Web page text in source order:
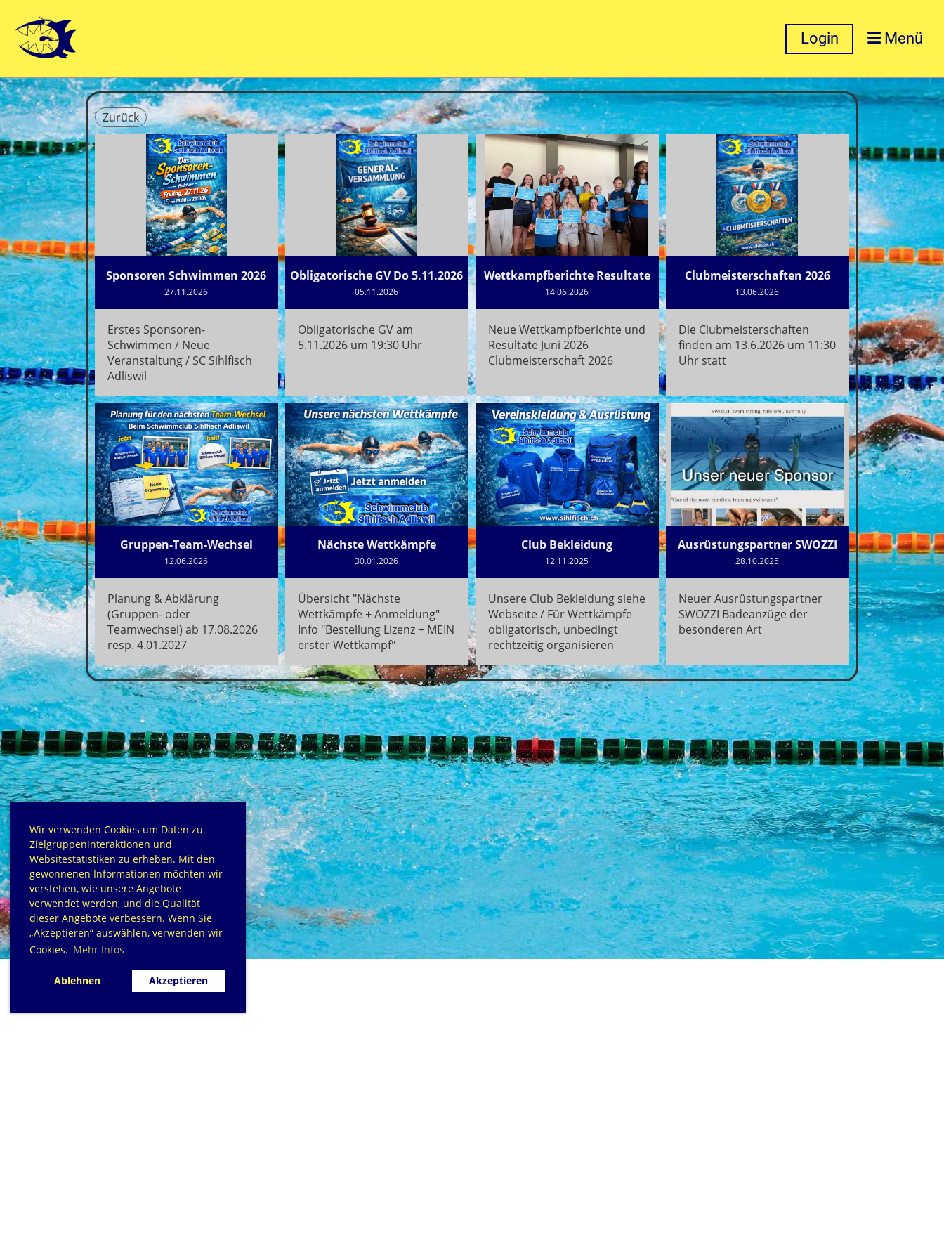
Wir verwenden Cookies um Daten zu
Zielgruppeninteraktionen und
Websitestatistiken zu erheben. Mit den
gewonnenen Informationen möchten wir
verstehen, wie unsere Angebote
verwendet werden, und die Qualität
dieser Angebote verbessern. Wenn Sie
„Akzeptieren“ auswählen, verwenden wir
Cookies. Mehr Infos
Ablehnen Akzeptieren
Login Menü
Zurück
Sponsoren Schwimmen 2026
27.11.2026
Erstes Sponsoren-
Schwimmen / Neue
Veranstaltung / SC Sihlfisch
Adliswil
Obligatorische GV Do 5.11.2026
05.11.2026
Obligatorische GV am
5.11.2026 um 19:30 Uhr
Wettkampfberichte Resultate
14.06.2026
Neue Wettkampfberichte und
Resultate Juni 2026
Clubmeisterschaft 2026
Clubmeisterschaften 2026
13.06.2026
Die Clubmeisterschaften
finden am 13.6.2026 um 11:30
Uhr statt
Gruppen-Team-Wechsel
12.06.2026
Planung & Abklärung
(Gruppen- oder
Teamwechsel) ab 17.08.2026
resp. 4.01.2027
Nächste Wettkämpfe
30.01.2026
Übersicht "Nächste
Wettkämpfe + Anmeldung"
Info "Bestellung Lizenz + MEIN
erster Wettkampf"
Club Bekleidung
12.11.2025
Unsere Club Bekleidung siehe
Webseite / Für Wettkämpfe
obligatorisch, unbedingt
rechtzeitig organisieren
Ausrüstungspartner SWOZZI
28.10.2025
Neuer Ausrüstungspartner
SWOZZI Badeanzüge der
besonderen Art